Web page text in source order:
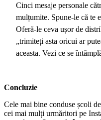
Cinci mesaje personale
mulțumite. Spune-le că te
Oferă-le ceva ușor de
„trimiteți asta oricui ar
aceasta. Vezi ce se
Concluzie
Cele mai bine conduse școli
cei mai mulți urmăritori pe